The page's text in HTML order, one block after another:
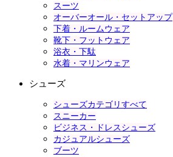
スーツ
オーバーオール・セットアップ
下着・ルームウェア
靴下・フットウェア
浴衣・下駄
水着・マリンウェア
シューズ
シューズカテゴリすべて
スニーカー
ビジネス・ドレスシューズ
カジュアルシューズ
ブーツ